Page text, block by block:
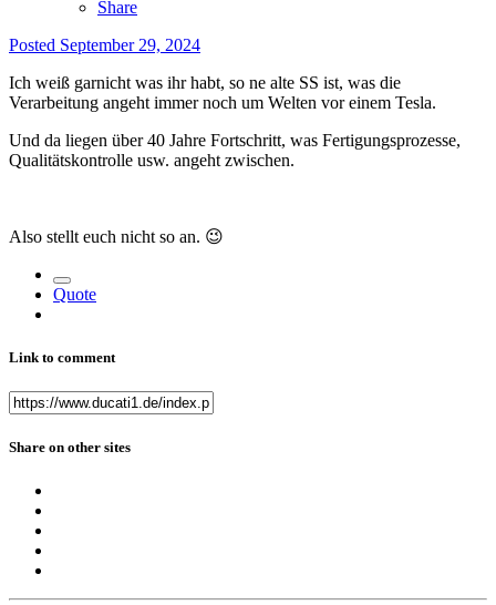
Share
Posted September 29, 2024
Ich weiß garnicht was ihr habt, so ne alte SS ist, was die
Verarbeitung angeht immer noch um Welten vor einem Tesla.
Und da liegen über 40 Jahre Fortschritt, was Fertigungsprozesse,
Qualitätskontrolle usw. angeht zwischen.
Also stellt euch nicht so an. 😉
Quote
Link to comment
Share on other sites